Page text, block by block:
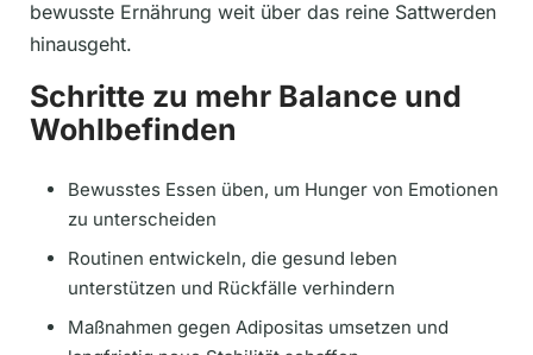
bewusste Ernährung weit über das reine Sattwerden
hinausgeht.
Schritte zu mehr Balance und
Wohlbefinden
Bewusstes Essen üben, um Hunger von Emotionen
zu unterscheiden
Routinen entwickeln, die gesund leben
unterstützen und Rückfälle verhindern
Maßnahmen gegen Adipositas umsetzen und